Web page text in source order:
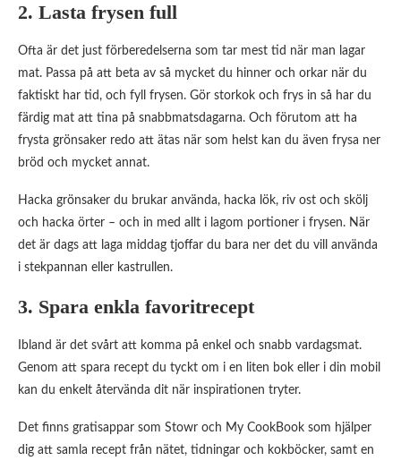
2. Lasta frysen full
Ofta är det just förberedelserna som tar mest tid när man lagar
mat. Passa på att beta av så mycket du hinner och orkar när du
faktiskt har tid, och fyll frysen. Gör storkok och frys in så har du
färdig mat att tina på snabbmatsdagarna. Och förutom att ha
frysta grönsaker redo att ätas när som helst kan du även frysa ner
bröd och mycket annat.
Hacka grönsaker du brukar använda, hacka lök, riv ost och skölj
och hacka örter – och in med allt i lagom portioner i frysen. När
det är dags att laga middag tjoffar du bara ner det du vill använda
i stekpannan eller kastrullen.
3. Spara enkla favoritrecept
Ibland är det svårt att komma på enkel och snabb vardagsmat.
Genom att spara recept du tyckt om i en liten bok eller i din mobil
kan du enkelt återvända dit när inspirationen tryter.
Det finns gratisappar som Stowr och My CookBook som hjälper
dig att samla recept från nätet, tidningar och kokböcker, samt en